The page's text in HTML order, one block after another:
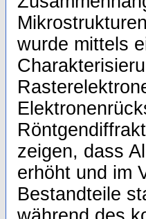
wurde mittels
zeigen, dass
erhöht und im
Bestandteile